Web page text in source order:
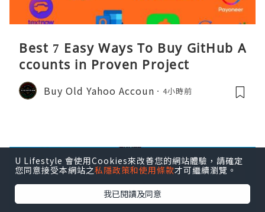
Best 7 Easy Ways To Buy GitHub A
ccounts in Proven Project
Buy Old Yahoo Accoun 4小時前
U Lifestyle 會使用Cookies來改善您的網站體驗，請確定
您同意接受本網站之私隱政策和使用條款才可繼續瀏覽。
我已閱讀及同意